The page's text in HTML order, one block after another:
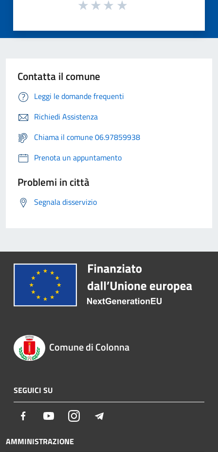
Contatta il comune
Leggi le domande frequenti
Richiedi Assistenza
Chiama il comune 06.97859938
Prenota un appuntamento
Problemi in città
Segnala disservizio
Comune di Colonna
SEGUICI SU
Facebook YoutubeInstagram
AMMINISTRAZIONE